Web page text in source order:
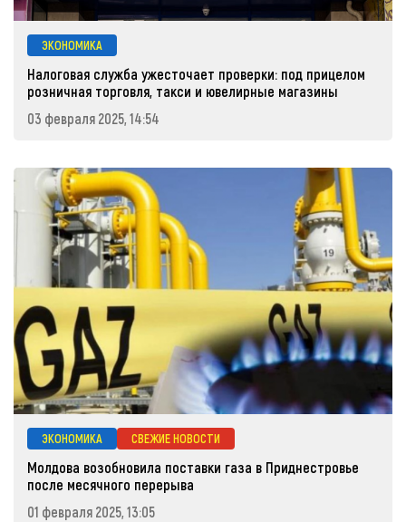
ЭКОНОМИКА
Налоговая служба ужесточает проверки: под прицелом
розничная торговля, такси и ювелирные магазины
03 февраля 2025, 14:54
ЭКОНОМИКА СВЕЖИЕ НОВОСТИ
Молдова возобновила поставки газа в Приднестровье
после месячного перерыва
01 февраля 2025, 13:05